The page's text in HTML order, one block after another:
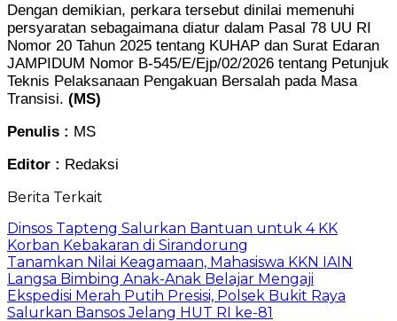
Dengan demikian, perkara tersebut dinilai memenuhi
persyaratan sebagaimana diatur dalam Pasal 78 UU RI
Nomor 20 Tahun 2025 tentang KUHAP dan Surat Edaran
JAMPIDUM Nomor B-545/E/Ejp/02/2026 tentang Petunjuk
Teknis Pelaksanaan Pengakuan Bersalah pada Masa
Transisi. (MS)
Penulis : MS
Editor : Redaksi
Berita Terkait
Dinsos Tapteng Salurkan Bantuan untuk 4 KK
Korban Kebakaran di Sirandorung
Tanamkan Nilai Keagamaan, Mahasiswa KKN IAIN
Langsa Bimbing Anak-Anak Belajar Mengaji
Ekspedisi Merah Putih Presisi, Polsek Bukit Raya
Salurkan Bansos Jelang HUT RI ke-81